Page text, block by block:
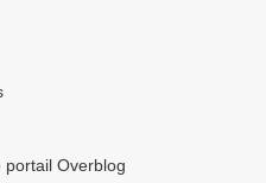
Overblog